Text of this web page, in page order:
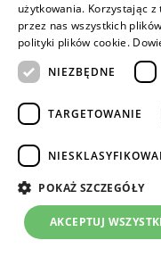
Żyzność gleby
do zaspokajania
rosnących. Samo
go wyrazić jednostką
użytkowania. Korzystając
przez nas wszystkich
polityki plików cookie.
NIEZBĘDNE
TARGETOWANIE
POKAŻ SZCZEGÓŁY
AKCEPTUJ